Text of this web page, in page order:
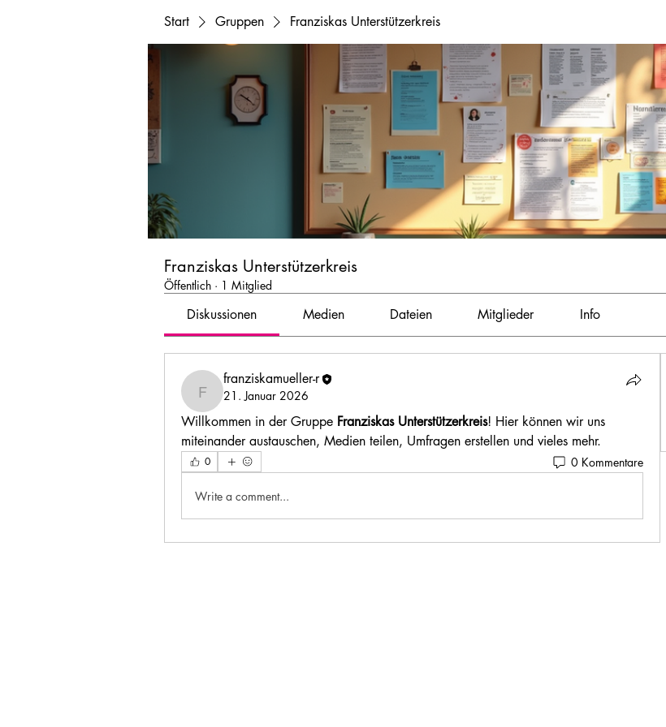
Start Gruppen Franziskas Unterstützerkreis
Franziskas Unterstützerkreis
Öffentlich · 1 Mitglied
Diskussionen Medien Dateien Mitglieder Info
franziskamueller-r
franziskamueller-r
21. Januar 2026
Willkommen in der Gruppe Franziskas Unterstützerkreis! Hier können wir uns
miteinander austauschen, Medien teilen, Umfragen erstellen und vieles mehr.
0 0 Kommentare
Write a comment...